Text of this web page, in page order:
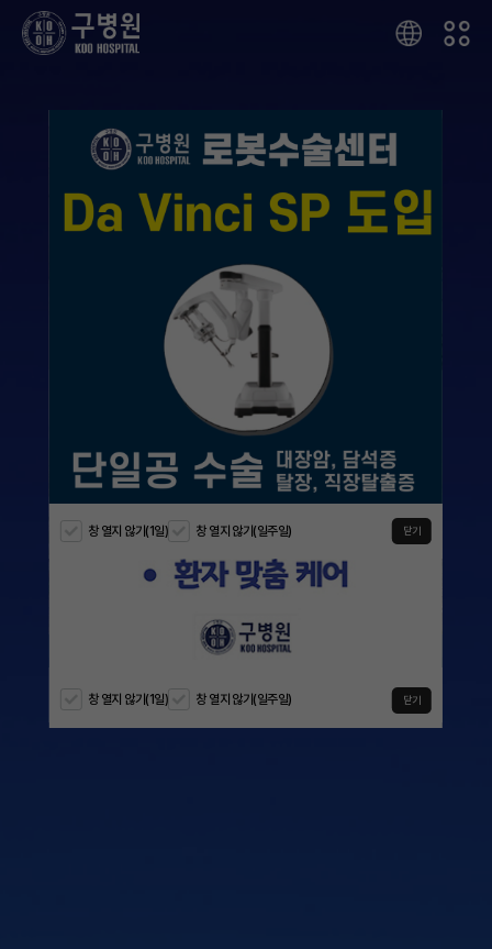
창 열지 않기(일주일)
창 열지 않기(1일) 창 열지 않기(일주일)
창 열지 않기(1일) 창 열지 않기(일주일)
창 열지 않기(1일) 창 열지 않기(일주일)